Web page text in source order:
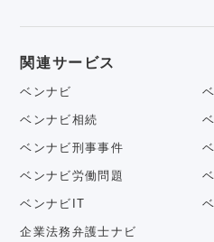
関連サービス
ベンナビ
ベンナビ相続
ベンナビ刑事事件
ベンナビ労働問題
ベンナビIT
企業法務弁護士ナビ